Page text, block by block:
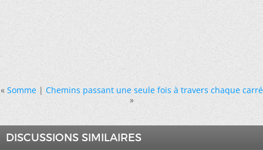
« Somme|Chemins passant une seule fois à travers chaque carré
»
DISCUSSIONS SIMILAIRES